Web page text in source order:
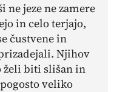
ne jeze ne zamere
in celo terjajo,
čustvene in
Njihov
želi biti slišan in
veliko